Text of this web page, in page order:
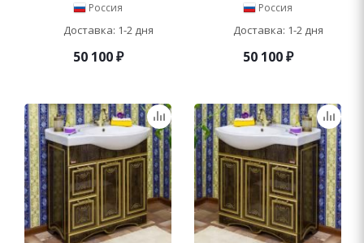
Россия
Доставка: 1-2 дня
50 100₽
Россия
Доставка: 1-2 дня
50 100₽